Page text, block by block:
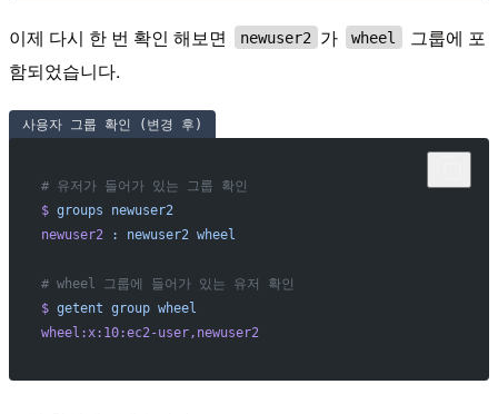
이제 다시 한 번 확인 해보면 newuser2 가 wheel
그룹에 포
함되었습니다.
사용자 그룹 확인 (변경 후)
# 유저가 들어가 있는 그룹 확인
$ groups newuser2
newuser2 : newuser2 wheel
# wheel 그룹에 들어가 있는 유저 확인
$ getent group wheel
wheel:x:10:ec2-user,newuser2